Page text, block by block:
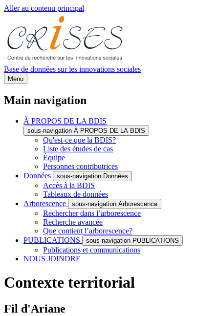
Aller au contenu principal
Base de données sur les innovations sociales
Menu
Main navigation
À PROPOS DE LA BDIS
sous-navigation À PROPOS DE LA BDIS
Qu'est-ce que la BDIS?
Liste des études de cas
Équipe
Personnes contributrices
Données
sous-navigation Données
Accès à la BDIS
Tableaux de données
Arborescence
sous-navigation Arborescence
Rechercher dans l’arborescence
Recherche avancée
Que contient l’arborescence?
PUBLICATIONS
sous-navigation PUBLICATIONS
Publications et communications
NOUS JOINDRE
Contexte territorial
Fil d'Ariane